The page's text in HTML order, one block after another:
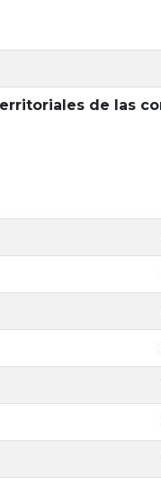
de las